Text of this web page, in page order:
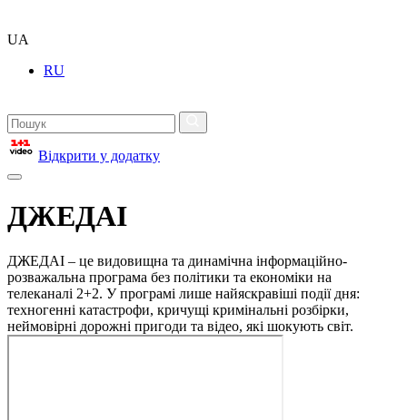
UA
RU
Відкрити у додатку
ДЖЕДАІ
ДЖЕДАІ – це видовищна та динамічна інформаційно-
розважальна програма без політики та економіки на
телеканалі 2+2. У програмі лише найяскравіші події дня:
техногенні катастрофи, кричущі кримінальні розбірки,
неймовірні дорожні пригоди та відео, які шокують світ.